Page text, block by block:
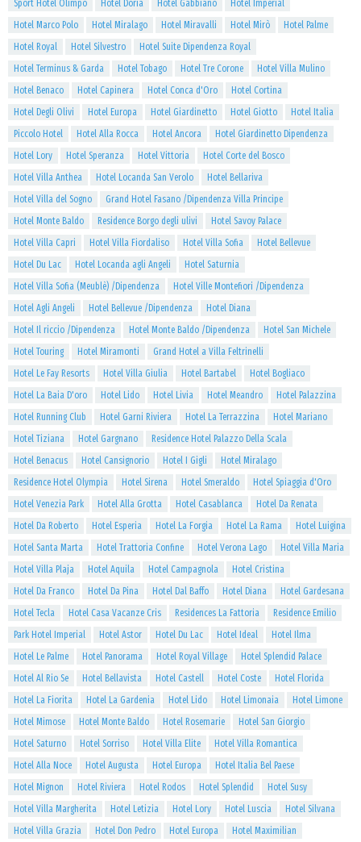
Sport Hotel Olimpo
Hotel Doria Hotel Gabbiano
Hotel Imperial
Hotel Marco Polo
Hotel Miralago Hotel Miravalli Hotel Mirò
Hotel Palme
Hotel Royal
Hotel Silvestro
Hotel Suite Dipendenza Royal
Hotel Terminus & Garda
Hotel Tobago Hotel Tre Corone
Hotel Villa Mulino
Hotel Benaco
Hotel Capinera Hotel Conca d'Oro
Hotel Cortina
Hotel Degli Olivi
Hotel Europa Hotel Giardinetto Hotel Giotto
Hotel Italia
Piccolo Hotel
Hotel Alla Rocca Hotel Ancora
Hotel Giardinetto Dipendenza
Hotel Lory
Hotel Speranza Hotel Vittoria
Hotel Corte del Bosco
Hotel Villa Anthea
Hotel Locanda San Verolo
Hotel Bellariva
Hotel Villa del Sogno
Grand Hotel Fasano /Dipendenza Villa Principe
Hotel Monte Baldo
Residence Borgo degli ulivi
Hotel Savoy Palace
Hotel Villa Capri
Hotel Villa Fiordaliso Hotel Villa Sofia
Hotel Bellevue
Hotel Du Lac
Hotel Locanda agli Angeli
Hotel Saturnia
Hotel Villa Sofia (Meublè) /Dipendenza
Hotel Ville Montefiori /Dipendenza
Hotel Agli Angeli
Hotel Bellevue /Dipendenza
Hotel Diana
Hotel Il riccio /Dipendenza
Hotel Monte Baldo /Dipendenza
Hotel San Michele
Hotel Touring
Hotel Miramonti
Grand Hotel a Villa Feltrinelli
Hotel Le Fay Resorts
Hotel Villa Giulia Hotel Bartabel
Hotel Bogliaco
Hotel La Baia D'oro
Hotel Lido Hotel Livia Hotel Meandro
Hotel Palazzina
Hotel Running Club
Hotel Garni Riviera Hotel La Terrazzina
Hotel Mariano
Hotel Tiziana
Hotel Gargnano
Residence Hotel Palazzo Della Scala
Hotel Benacus
Hotel Cansignorio Hotel I Gigli
Hotel Miralago
Residence Hotel Olympia
Hotel Sirena Hotel Smeraldo
Hotel Spiaggia d'Oro
Hotel Venezia Park
Hotel Alla Grotta Hotel Casablanca
Hotel Da Renata
Hotel Da Roberto
Hotel Esperia Hotel La Forgia Hotel La Rama
Hotel Luigina
Hotel Santa Marta
Hotel Trattoria Confine Hotel Verona Lago
Hotel Villa Maria
Hotel Villa Plaja
Hotel Aquila Hotel Campagnola
Hotel Cristina
Hotel Da Franco
Hotel Da Pina Hotel Dal Baffo Hotel Diana
Hotel Gardesana
Hotel Tecla
Hotel Casa Vacanze Cris Residences La Fattoria
Residence Emilio
Park Hotel Imperial
Hotel Astor Hotel Du Lac Hotel Ideal
Hotel Ilma
Hotel Le Palme
Hotel Panorama Hotel Royal Village
Hotel Splendid Palace
Hotel Al Rio Se
Hotel Bellavista Hotel Castell Hotel Coste
Hotel Florida
Hotel La Fiorita
Hotel La Gardenia Hotel Lido Hotel Limonaia
Hotel Limone
Hotel Mimose
Hotel Monte Baldo Hotel Rosemarie
Hotel San Giorgio
Hotel Saturno
Hotel Sorriso Hotel Villa Elite
Hotel Villa Romantica
Hotel Alla Noce
Hotel Augusta Hotel Europa
Hotel Italia Bel Paese
Hotel Mignon
Hotel Riviera Hotel Rodos Hotel Splendid
Hotel Susy
Hotel Villa Margherita
Hotel Letizia Hotel Lory Hotel Luscia
Hotel Silvana
Hotel Villa Grazia
Hotel Don Pedro Hotel Europa
Hotel Maximilian